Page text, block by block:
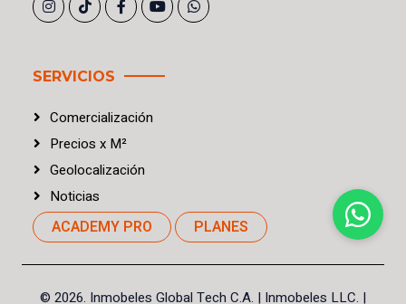
SERVICIOS
Comercialización
Precios x M²
Geolocalización
Noticias
ACADEMY PRO PLANES
© 2026. Inmobeles Global Tech C.A. | Inmobeles LLC. |